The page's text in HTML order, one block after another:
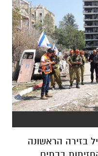
הטיל בזירה הראשונה